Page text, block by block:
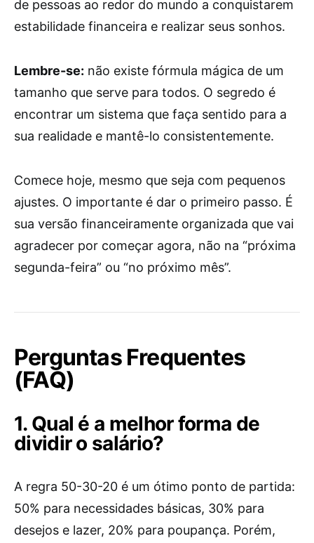
de pessoas ao redor do mundo a conquistarem
estabilidade financeira e realizar seus sonhos.
Lembre-se: não existe fórmula mágica de um
tamanho que serve para todos. O segredo é
encontrar um sistema que faça sentido para a
sua realidade e mantê-lo consistentemente.
Comece hoje, mesmo que seja com pequenos
ajustes. O importante é dar o primeiro passo. É
sua versão financeiramente organizada que vai
agradecer por começar agora, não na “próxima
segunda-feira” ou “no próximo mês”.
Perguntas Frequentes
(FAQ)
1. Qual é a melhor forma de
dividir o salário?
A regra 50-30-20 é um ótimo ponto de partida:
50% para necessidades básicas, 30% para
desejos e lazer, 20% para poupança. Porém,